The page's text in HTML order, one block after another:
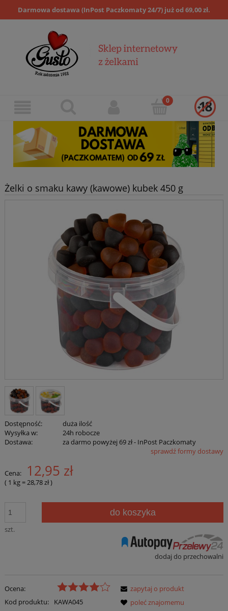
Darmowa dostawa (InPost Paczkomaty 24/7) już od 69,00 zł.
Żelki o smaku kawy (kawowe) kubek 450 g
Dostępność:
duża ilość
Wysyłka w:
24h robocze
Dostawa:
za darmo powyżej 69 zł- InPost Paczkomaty
sprawdź formy dostawy
Cena: 12,95 zł
( 1 kg=28,78 zł)
szt.
do koszyka
dodaj do przechowalni
Ocena:
Kod produktu:
KAWA045
zapytaj o produkt
poleć znajomemu